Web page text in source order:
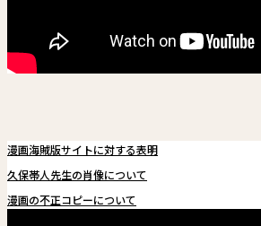
漫画海賊版サイトに対する表明
久保帯人先生の肖像について
漫画の不正コピーについて